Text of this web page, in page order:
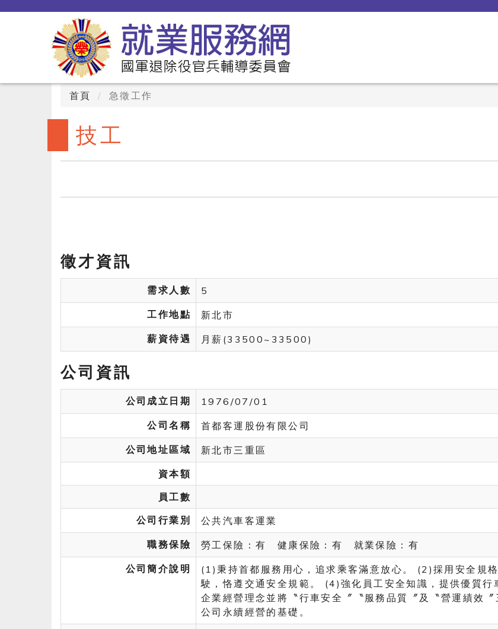
首頁
急徵工作
技工
徵才資訊
需求人數
5
工作地點
新北市
薪資待遇
月薪(33500~33500)
公司資訊
公司成立日期
1976/07/01
公司名稱
首都客運股份有限公司
公司地址區域
新北市三重區
資本額
員工數
公司行業別
公共汽車客運業
職務保險
勞工保險：有 健康保險：有 就業保險：有
公司簡介說明
(1)秉持首都服務用心，追求乘客滿意放心。 (2)採用安全規
駛，恪遵交通安全規範。 (4)強化員工安全知識，提供優質
企業經營理念並將〝行車安全〞〝服務品質〞及〝營運績效
公司永續經營的基礎。